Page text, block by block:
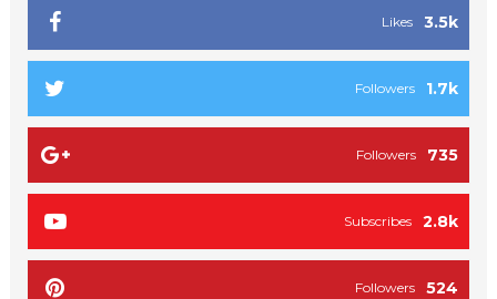
3.5k
Likes
1.7k
Followers
735
Followers
2.8k
Subscribes
524
Followers